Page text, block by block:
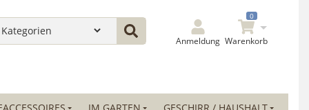
Anmeldung
0
Warenkorb